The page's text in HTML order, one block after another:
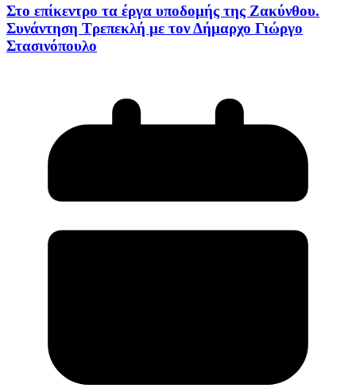
Στο επίκεντρο τα έργα υποδομής της Ζακύνθου.
Συνάντηση Τρεπεκλή με τον Δήμαρχο Γιώργο
Στασινόπουλο